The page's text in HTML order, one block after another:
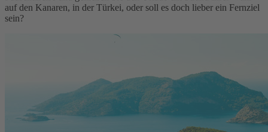
auf den Kanaren, in der Türkei, oder soll es doch lieber ein Fernziel
sein?